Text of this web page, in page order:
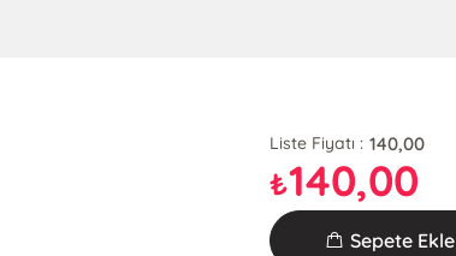
Liste Fiyatı : 140,00
₺140,00
Sepete Ekle